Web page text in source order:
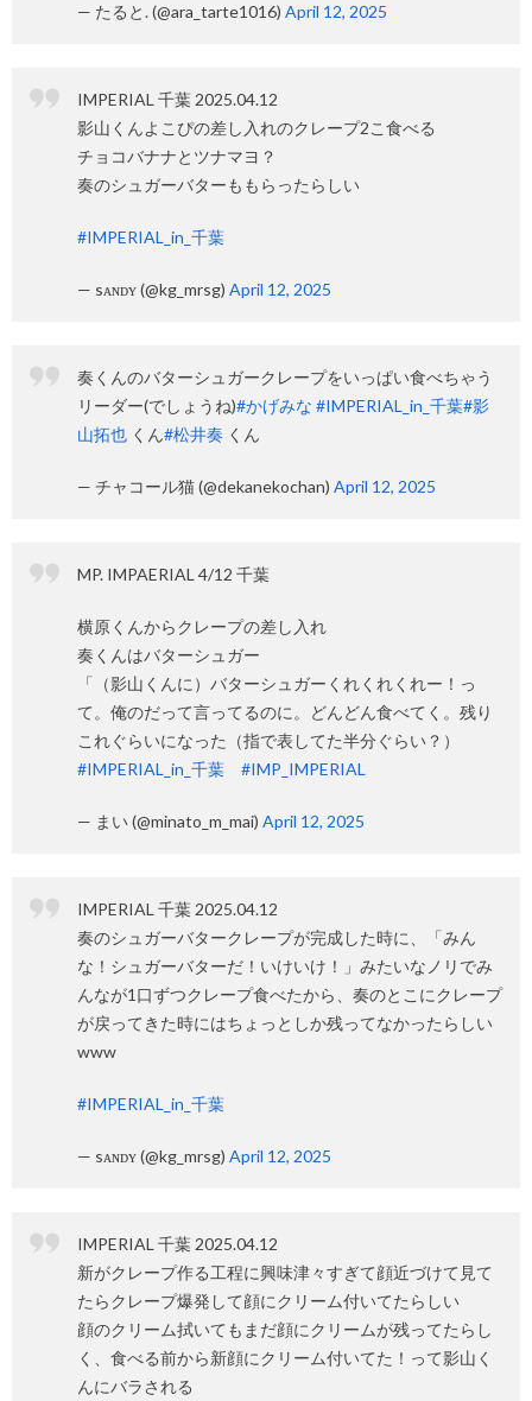
— たると. (@ara_tarte1016) April 12, 2025
IMPERIAL 千葉 2025.04.12
影山くんよこぴの差し入れのクレープ2こ食べる
チョコバナナとツナマヨ？
奏のシュガーバターももらったらしい
#IMPERIAL_in_千葉
— sᴀɴᴅʏ (@kg_mrsg) April 12, 2025
奏くんのバターシュガークレープをいっぱい食べちゃう
リーダー(でしょうね)#かげみな #IMPERIAL_in_千葉#影
山拓也 くん#松井奏 くん
— チャコール猫 (@dekanekochan) April 12, 2025
MP. IMPAERIAL 4/12 千葉
横原くんからクレープの差し入れ
奏くんはバターシュガー
「（影山くんに）バターシュガーくれくれくれー！っ
て。俺のだって言ってるのに。どんどん食べてく。残り
これぐらいになった（指で表してた半分ぐらい？）
#IMPERIAL_in_千葉
#IMP_IMPERIAL
— まい (@minato_m_mai) April 12, 2025
IMPERIAL 千葉 2025.04.12
奏のシュガーバタークレープが完成した時に、「みん
な！シュガーバターだ！いけいけ！」みたいなノリでみ
んなが1口ずつクレープ食べたから、奏のとこにクレープ
が戻ってきた時にはちょっとしか残ってなかったらしい
www
#IMPERIAL_in_千葉
— sᴀɴᴅʏ (@kg_mrsg) April 12, 2025
IMPERIAL 千葉 2025.04.12
新がクレープ作る工程に興味津々すぎて顔近づけて見て
たらクレープ爆発して顔にクリーム付いてたらしい
顔のクリーム拭いてもまだ顔にクリームが残ってたらし
く、食べる前から新顔にクリーム付いてた！って影山く
んにバラされる